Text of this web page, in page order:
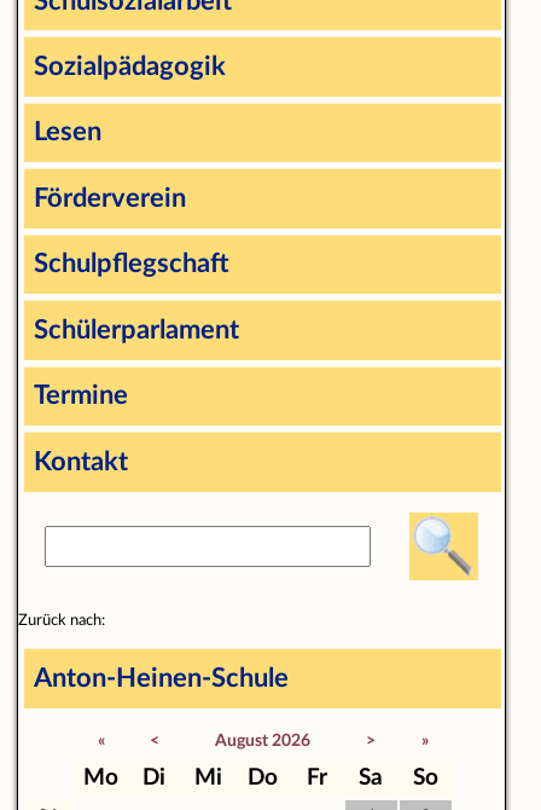
Sozialpädagogik
Lesen
Förderverein
Schulpflegschaft
Schülerparlament
Termine
Kontakt
Zurück nach:
Anton-Heinen-Schule